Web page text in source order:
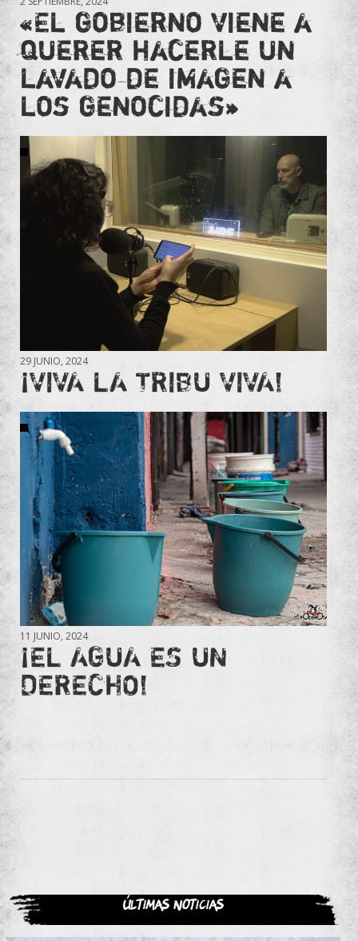
«El gobierno viene a
querer hacerle un
lavado de imagen a
los genocidas»
29 JUNIO, 2024
¡VIVA LA TRIBU VIVA!
11 JUNIO, 2024
¡EL AGUA ES UN
DERECHO!
Últimas noticias